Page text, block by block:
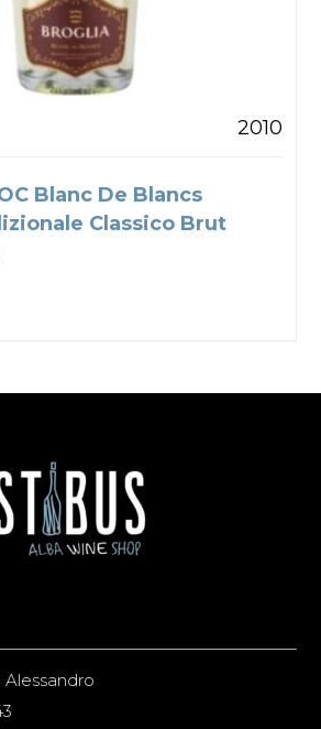
2010
Blanc De Blancs
Classico Brut
Alessandro